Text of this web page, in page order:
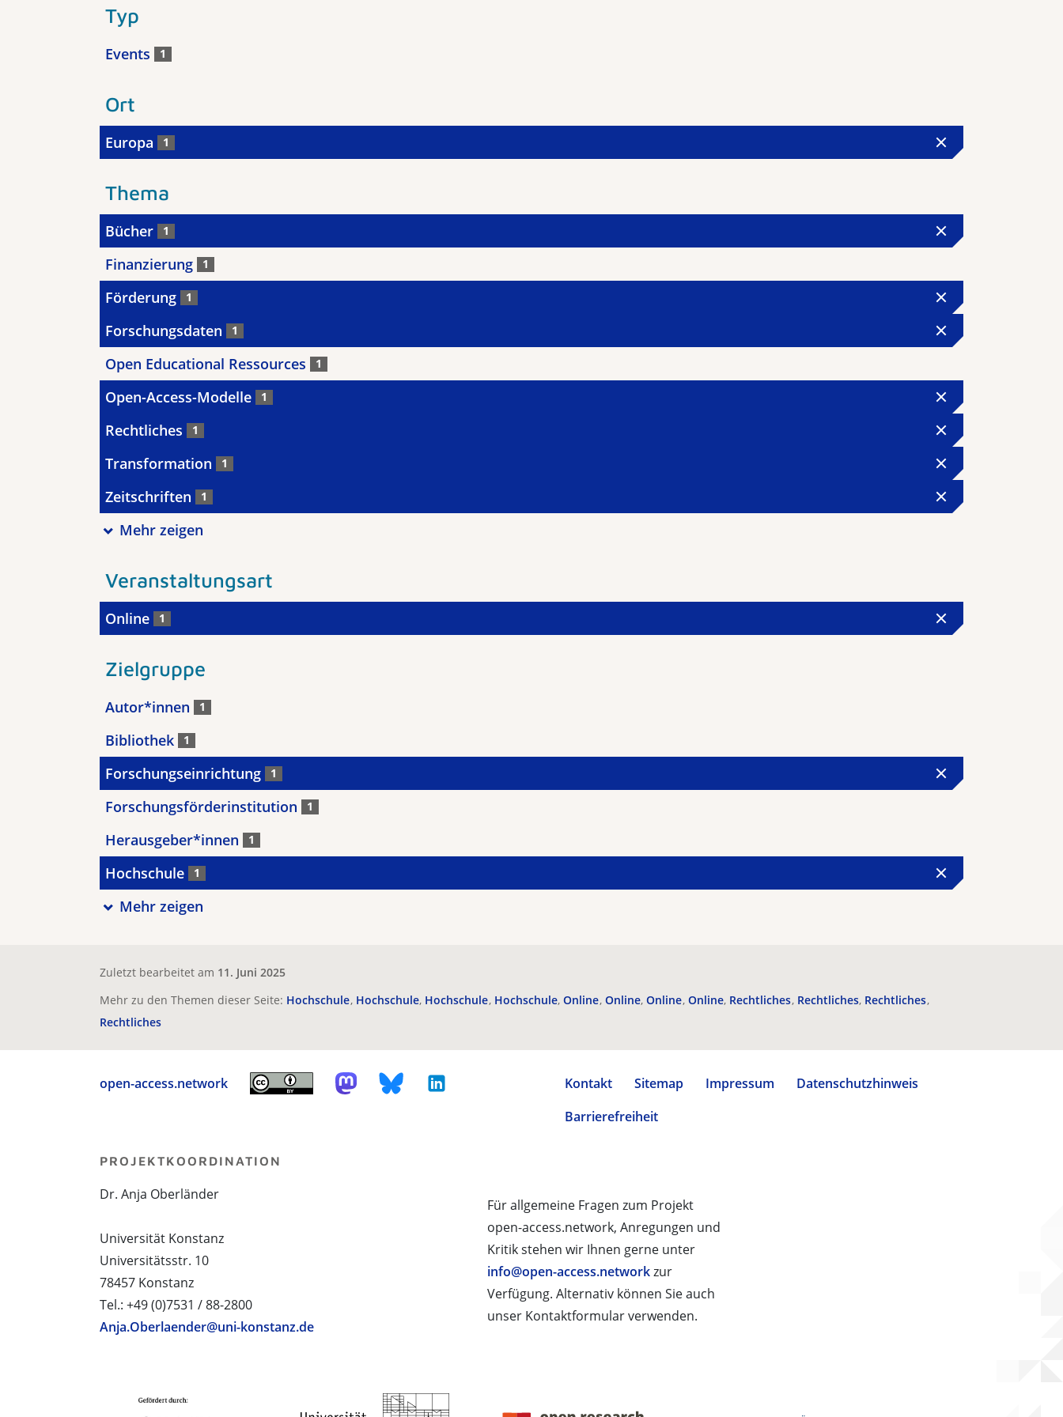
Typ
Events 1
Ort
Europa 1
Thema
Bücher 1
Finanzierung 1
Förderung 1
Forschungsdaten 1
Open Educational Ressources 1
Open-Access-Modelle 1
Rechtliches 1
Transformation 1
Zeitschriften 1
Mehr zeigen
Veranstaltungsart
Online 1
Zielgruppe
Autor*innen 1
Bibliothek 1
Forschungseinrichtung 1
Forschungsförderinstitution 1
Herausgeber*innen 1
Hochschule 1
Mehr zeigen
Zuletzt bearbeitet am 11. Juni 2025
Mehr zu den Themen dieser Seite: Hochschule Hochschule Hochschule Hochschule Online Online Online Online Rechtliches Rechtliches Rechtliches
Rechtliches
open-access.network Kontakt Sitemap Impressum
Datenschutzhinweis
Barrierefreiheit
Für allgemeine Fragen zum Projekt
open-access.network, Anregungen und
Kritik stehen wir Ihnen gerne unter
info@open-access.networkzur
Verfügung. Alternativ können Sie auch
unser Kontaktformular verwenden.
PROJEKTKOORDINATION
Dr. Anja Oberländer
Universität Konstanz
Universitätsstr. 10
78457 Konstanz
Tel.: +49 (0)7531 / 88-2800
Anja.Oberlaender@uni-konstanz.de